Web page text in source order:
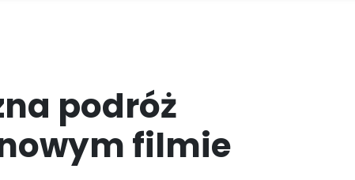
podróż
filmie